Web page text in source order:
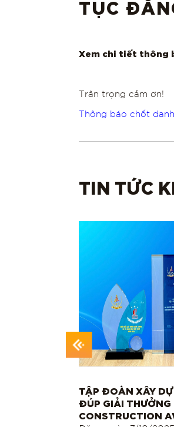
TỤC
Xem chi tiết thông
Trân trọng cảm ơn!
Thông báo chốt
TIN TỨC
TẬP ĐOÀN XÂY
ĐÚP GIẢI
CONSTRUCTION